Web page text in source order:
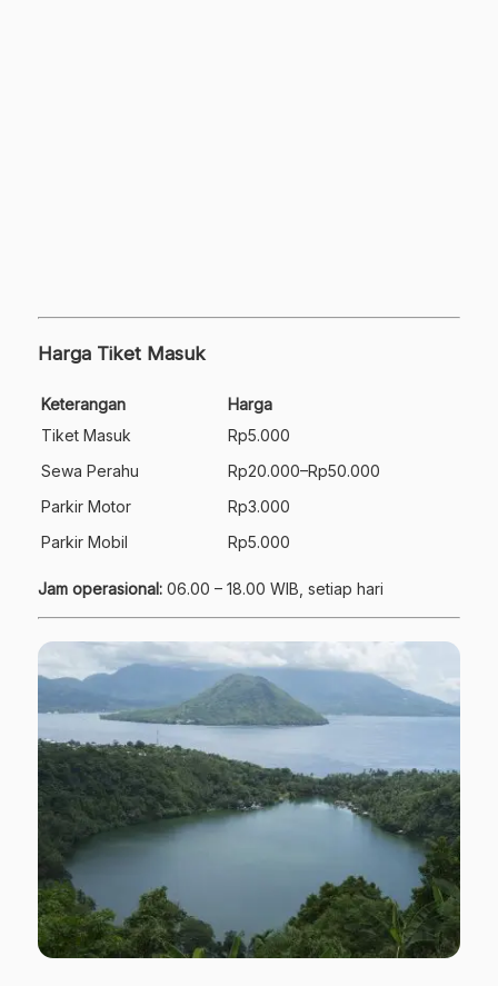
Harga Tiket Masuk
Keterangan
Harga
Tiket Masuk
Rp5.000
Sewa Perahu
Rp20.000–Rp50.000
Parkir Motor
Rp3.000
Parkir Mobil
Rp5.000
Jam operasional: 06.00 – 18.00 WIB, setiap hari